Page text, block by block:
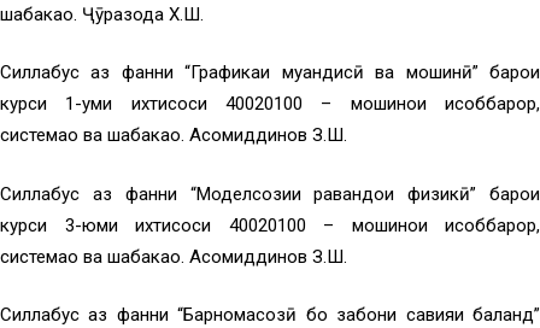
шабакаҳо. Ҷӯразода Х.Ш.
Силлабус аз фанни “Графикаи муҳандисӣ ва мошинӣ” барои
курси 1-уми ихтисоси 40020100 – мошинҳои ҳисоббарор,
системаҳо ва шабакаҳо. Асомиддинов З.Ш.
Силлабус аз фанни “Моделсозии равандҳои физикӣ” барои
курси 3-юми ихтисоси 40020100 – мошинҳои ҳисоббарор,
системаҳо ва шабакаҳо. Асомиддинов З.Ш.
Силлабус аз фанни “Барномасозӣ бо забони савияи баланд”